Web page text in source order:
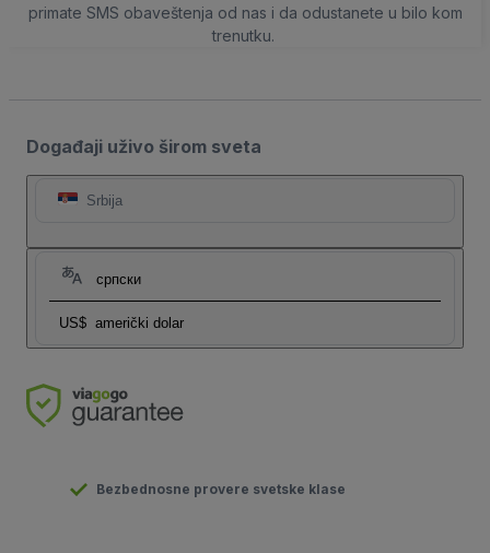
primate SMS obaveštenja od nas i da odustanete u bilo kom
trenutku.
Događaji uživo širom sveta
Srbija
српски
US$ američki dolar
Bezbednosne provere svetske klase